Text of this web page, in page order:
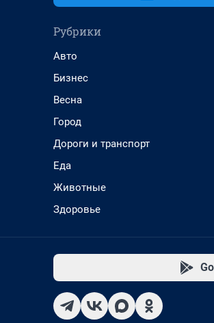
Рубрики
Авто
Бизнес
Весна
Город
Дороги и транспорт
Еда
Животные
Здоровье